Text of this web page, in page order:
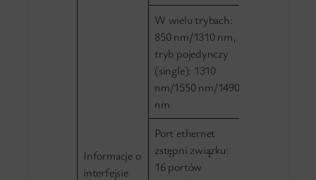
Informacje o
interfejsie
W wielu trybach:
850 nm/1310 nm,
tryb pojedynczy
(single): 1310
nm/1550 nm/1490
nm
Port ethernet
zstępni związku:
16 portów